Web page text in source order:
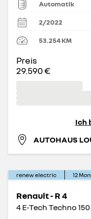
Automatik
2/2022
53.254KM
Preis
29.590 €
Ich
AUTOHAUS
renew electric 12
Renault - R 4
4 E-Tech Techno